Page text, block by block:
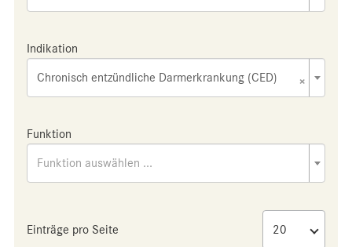
Indikation
×
Chronisch entzündliche Darmerkrankung (CED)
Funktion
Funktion auswählen ...
Einträge pro Seite